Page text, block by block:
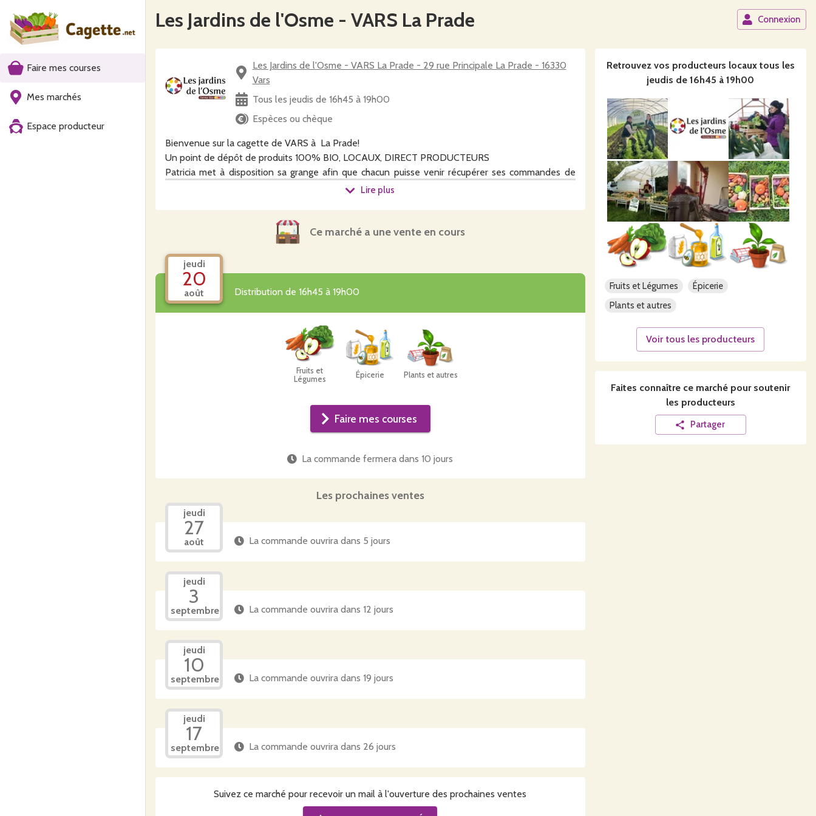
Faire mes courses
Mes marchés
Espace producteur
Les Jardins de l'Osme - VARS La Prade Connexion
Les Jardins de l'Osme - VARS La Prade - 29 rue Principale La Prade - 16330
Vars
Tous les jeudis de 16h45 à 19h00
Espèces ou chèque
Bienvenue sur la cagette de VARS à La Prade!
Un point de dépôt de produits 100% BIO, LOCAUX, DIRECT PRODUCTEURS
Patricia met à disposition sa grange afin que chacun puisse venir récupérer ses commandes de
légumes (panier de légumes hebdomadaire + extras), les conserves des jardins de l'Osme et les
Lire plus
Ce marché a une vente en cours
jeudi
20
août Distribution de 16h45 à 19h00
Fruits et
Légumes
Épicerie Plants et autres
Faire mes courses
La commande fermera dans 10 jours
Les prochaines ventes
jeudi
27
août La commande ouvrira dans 5 jours
jeudi
3
septembre La commande ouvrira dans 12 jours
jeudi
10
septembre La commande ouvrira dans 19 jours
jeudi
17
septembre La commande ouvrira dans 26 jours
Suivez ce marché pour recevoir un mail à l'ouverture des prochaines ventes
Retrouvez vos producteurs locaux tous les
jeudis de 16h45 à 19h00
Fruits et Légumes
Épicerie
Plants et autres
Voir tous les producteurs
Faites connaître ce marché pour soutenir
les producteurs
Partager